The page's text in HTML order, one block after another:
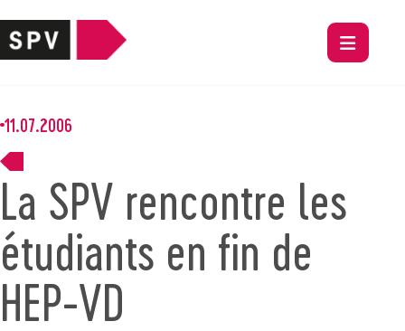
11.07.2006
La SPV rencontre les
étudiants en fin de
HEP-VD